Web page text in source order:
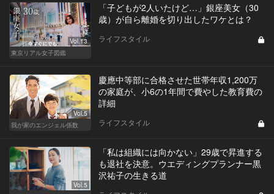
Vol.13
東京リアル女子図鑑
「子どもが2人いたけど…」銀座美女（30
歳）が自ら離婚を切り出したワケとは？
ライフスタイル
Vol.5
我が家のエンジェル係数
慶應中等部に合格させた世帯年収1,200万
の家庭が、小6の1年間で費やした教育費の
詳細
ライフスタイル
Vol.5
「私は組織には向かない」29歳で昇進する
も退社を決意。ウエディングプランナー黒
沢祐子の生きる道